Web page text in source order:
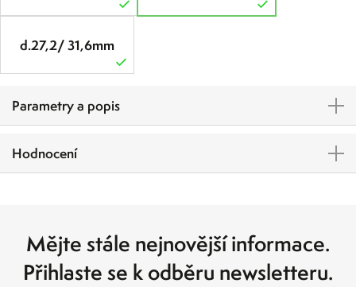
d.27,2/ 31,6mm
Parametry a popis
Hodnocení
Mějte stále nejnovější informace.
Přihlaste se k odběru newsletteru.